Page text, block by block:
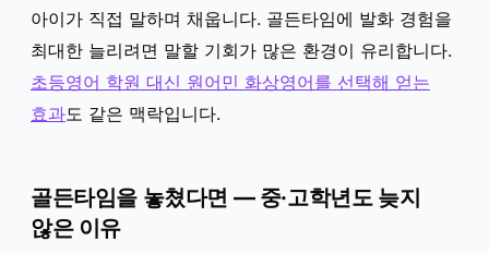
아이가 직접 말하며 채웁니다. 골든타임에 발화 경험을
최대한 늘리려면 말할 기회가 많은 환경이 유리합니다.
초등영어 학원 대신 원어민 화상영어를 선택해 얻는
효과도 같은 맥락입니다.
골든타임을 놓쳤다면 — 중·고학년도 늦지
않은 이유